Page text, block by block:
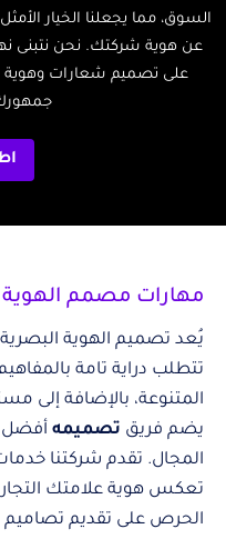
السوق، مما يجعلنا الخيار
عن هوية شركتك. نحن نتبنى
على تصميم شعارات وهوية
مهارات مصمم الهوية
يُعد تصميم الهوية البصرية
تتطلب دراية تامة
المتنوعة، بالإضافة إلى
يضم فريق تصميمه أفضل
المجال. تقدم شركتنا
تعكس هوية علامتك
الحرص على تقديم تصاميم